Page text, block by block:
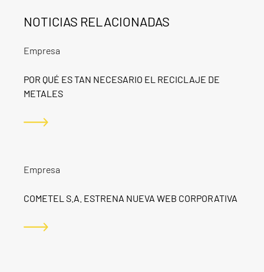
NOTICIAS RELACIONADAS
Empresa
POR QUÉ ES TAN NECESARIO EL RECICLAJE DE
METALES
Empresa
COMETEL S.A. ESTRENA NUEVA WEB CORPORATIVA